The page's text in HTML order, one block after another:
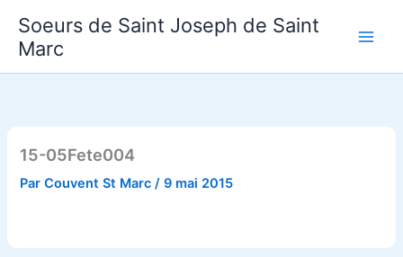
contenu
Soeurs de Saint Joseph de Saint
Marc
15-05Fete004
ParCouvent St Marc/9 mai 2015